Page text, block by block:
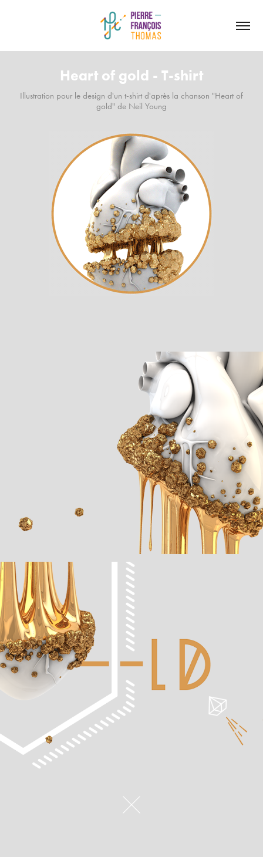
Heart of gold - T-shirt
Illustration pour le design d'un t-shirt d'après la chanson "Heart of
gold" de Neil Young